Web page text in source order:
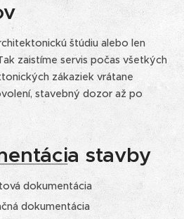
štúdiu alebo len
zaistíme servis počas všetkých
zákaziek vrátane
stavebný dozor až po
a stavby
dokumentácia
dokumentácia